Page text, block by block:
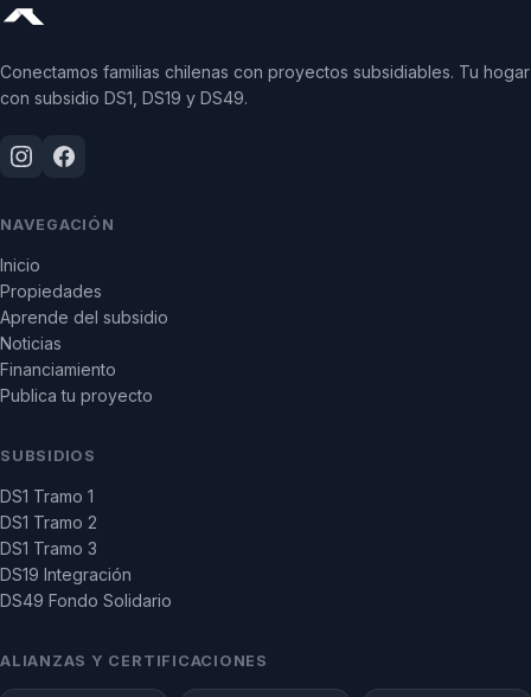
Conectamos familias chilenas con proyectos subsidiables. Tu hogar
con subsidio DS1, DS19 y DS49.
NAVEGACIÓN
Inicio
Propiedades
Aprende del subsidio
Noticias
Financiamiento
Publica tu proyecto
SUBSIDIOS
DS1 Tramo 1
DS1 Tramo 2
DS1 Tramo 3
DS19 Integración
DS49 Fondo Solidario
ALIANZAS Y CERTIFICACIONES